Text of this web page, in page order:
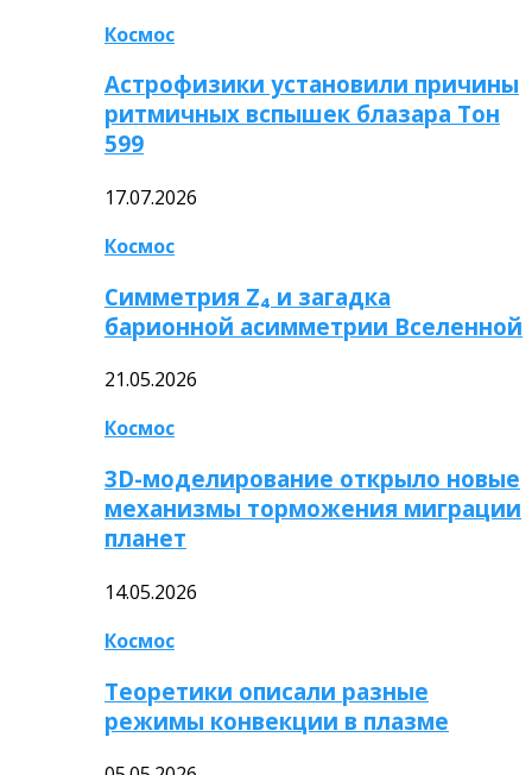
Космос
Астрофизики установили причины
ритмичных вспышек блазара Тон
599
17.07.2026
Космос
Симметрия Z₄ и загадка
барионной асимметрии Вселенной
21.05.2026
Космос
3D-моделирование открыло новые
механизмы торможения миграции
планет
14.05.2026
Космос
Теоретики описали разные
режимы конвекции в плазме